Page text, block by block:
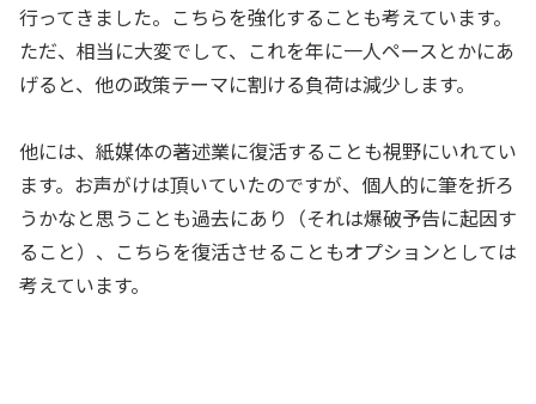
行ってきました。こちらを強化することも考えています。
ただ、相当に大変でして、これを年に一人ペースとかにあ
げると、他の政策テーマに割ける負荷は減少します。
他には、紙媒体の著述業に復活することも視野にいれてい
ます。お声がけは頂いていたのですが、個人的に筆を折ろ
うかなと思うことも過去にあり（それは爆破予告に起因す
ること）、こちらを復活させることもオプションとしては
考えています。